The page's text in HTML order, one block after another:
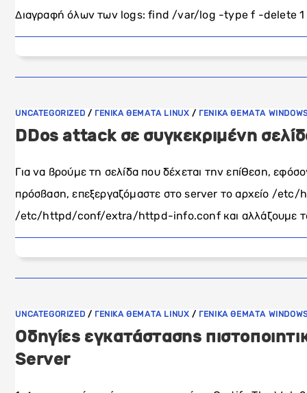
Διαγραφή όλων των logs: find /var/log -type f -delete
UNCATEGORIZED / ΓΕΝΙΚΑ ΘΕΜΑΤΑ LINUX / ΓΕΝΙΚΑ ΘΕΜΑΤΑ
DDos attack σε συγκεκριμένη
Για να βρούμε τη σελίδα που δέχεται την επίθεση,
πρόσβαση, επεξεργαζόμαστε στο server το αρχείο /
/etc/httpd/conf/extra/httpd-info.conf και αλλάζουμε
UNCATEGORIZED / ΓΕΝΙΚΑ ΘΕΜΑΤΑ LINUX / ΓΕΝΙΚΑ ΘΕΜΑΤΑ
Οδηγίες εγκατάστασης
Server